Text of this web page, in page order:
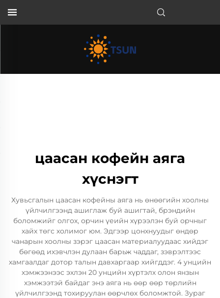
цаасан кофейн аяга
хүснэгт
Хувьсгалын цаасан кофейны аяга нь өнөөгийн хоолны
үйлчилгээнд ашиглаж буй ашигтай, брэндийн
боломжийг олгох, орчин үеийн хүрээлэн буй орчныг
хайх төгс холимог юм. Эдгээр цонхнуудыг өндөр
чанарын хоолны зэрэг цаасан материалуудаас хийдэг
бөгөөд ихэвчлэн дулаан барьж чаддаг, зэврэлтээс
хамгаалдаг дотор талын давхаргаар хийгддэг. 4 унцийн
хэмжээнээс эхлэн 20 унцийн хүртэлх олон янзын
хэмжээтэй байдаг энэ аяга нь өөр өөр төрлийн
үйлчилгээнд тохируулан өөрчлөх боломжтой. Зураг